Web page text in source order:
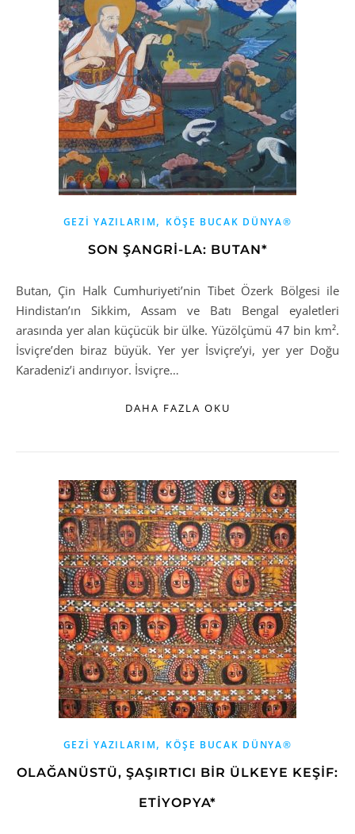
GEZI YAZILARIM, KÖŞE BUCAK DÜNYA®
SON ŞANGRİ-LA: BUTAN*
Butan, Çin Halk Cumhuriyeti’nin Tibet Özerk Bölgesi ile
Hindistan’ın Sikkim, Assam ve Batı Bengal eyaletleri
arasında yer alan küçücük bir ülke. Yüzölçümü 47 bin km².
İsviçre’den biraz büyük. Yer yer İsviçre’yi, yer yer Doğu
Karadeniz’i andırıyor. İsviçre…
DAHA FAZLA OKU
GEZI YAZILARIM, KÖŞE BUCAK DÜNYA®
OLAĞANÜSTÜ, ŞAŞIRTICI BİR ÜLKEYE KEŞİF:
ETİYOPYA*